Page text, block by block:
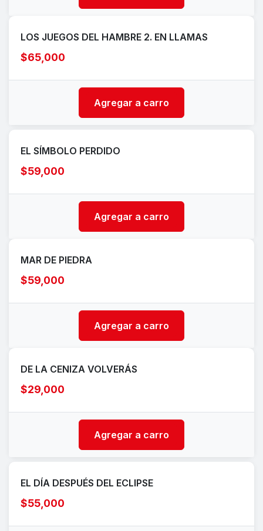
LOS JUEGOS DEL HAMBRE 2. EN LLAMAS
$65,000
Agregar a carro
EL SÍMBOLO PERDIDO
$59,000
Agregar a carro
MAR DE PIEDRA
$59,000
Agregar a carro
DE LA CENIZA VOLVERÁS
$29,000
Agregar a carro
EL DÍA DESPUÉS DEL ECLIPSE
$55,000